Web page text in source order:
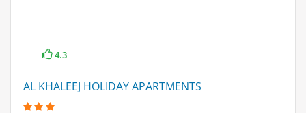
4.3
AL KHALEEJ HOLIDAY APARTMENTS